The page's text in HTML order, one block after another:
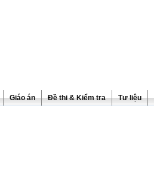
Giáo án Đề thi & Kiểm tra Tư liệu